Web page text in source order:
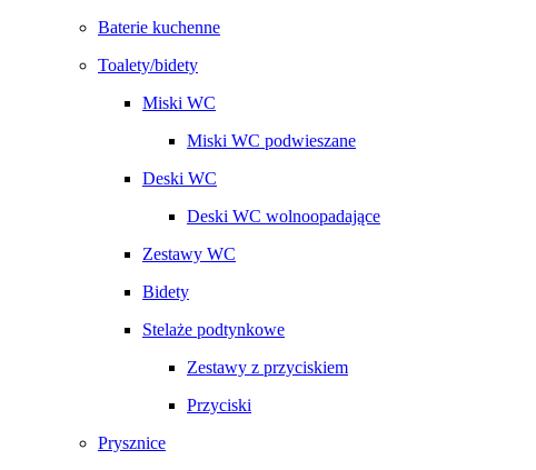
Baterie kuchenne
Toalety/bidety
Miski WC
Miski WC podwieszane
Deski WC
Deski WC wolnoopadające
Zestawy WC
Bidety
Stelaże podtynkowe
Zestawy z przyciskiem
Przyciski
Prysznice